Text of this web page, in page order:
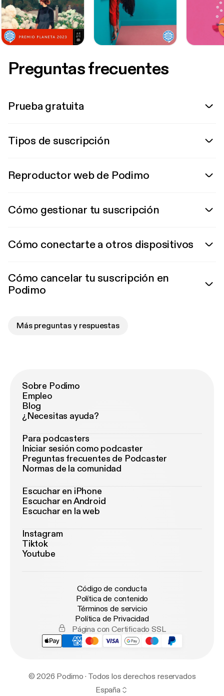
Preguntas frecuentes
Prueba gratuita
Tipos de suscripción
Reproductor web de Podimo
Cómo gestionar tu suscripción
Cómo conectarte a otros dispositivos
Cómo cancelar tu suscripción en
Podimo
Más preguntas y respuestas
Sobre Podimo
Empleo
Blog
¿Necesitas ayuda?
Para podcasters
Iniciar sesión como podcaster
Preguntas frecuentes de Podcaster
Normas de la comunidad
Escuchar en iPhone
Escuchar en Android
Escuchar en la web
Instagram
Tiktok
Youtube
Código de conducta
Política de contenido
Términos de servicio
Política de Privacidad
Página con Certificado SSL
© 2026 Podimo · Todos los derechos reservados
España